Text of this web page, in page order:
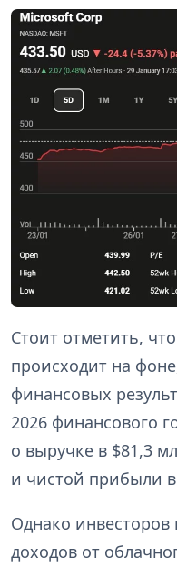
Стоит отметить,
происходит на
финансовых
2026 финансового
о выручке в $81,3
и чистой прибыли
Однако инвесторов
доходов от